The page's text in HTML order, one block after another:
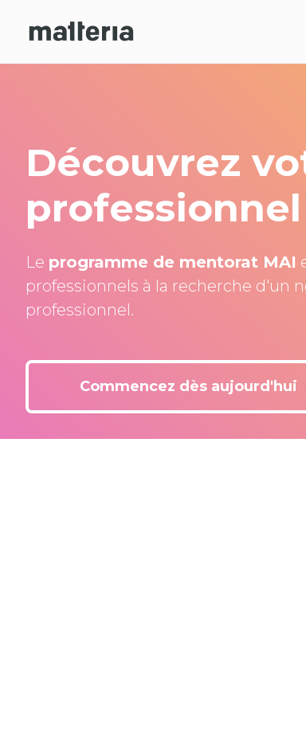
Découvrez
professionnel
Le programme de mentorat MAI
professionnels à la recherche d'un
professionnel.
Commencez dès aujourd'hui